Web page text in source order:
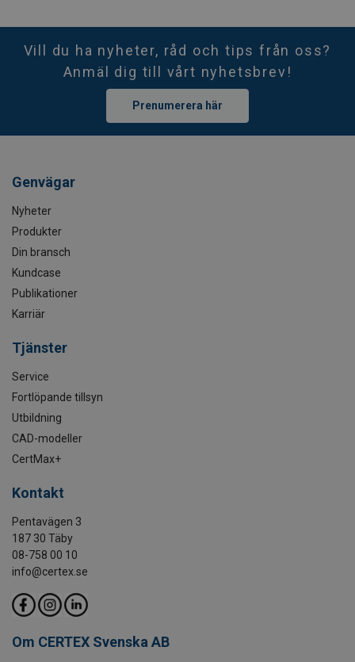
Vill du ha nyheter, råd och tips från oss?
Anmäl dig till vårt nyhetsbrev!
Prenumerera här
Genvägar
Nyheter
Produkter
Din bransch
Kundcase
Publikationer
Karriär
Tjänster
Service
Fortlöpande tillsyn
Utbildning
CAD-modeller
CertMax+
Kontakt
Pentavägen 3
187 30 Täby
08-758 00 10
info@certex.se
Om CERTEX Svenska AB